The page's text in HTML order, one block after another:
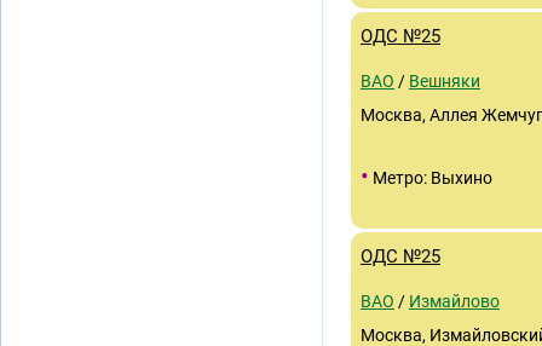
ОДС №25
ВАО / Вешняки
Москва, Аллея
• Метро: Выхино
ОДС №25
ВАО / Измайлово
Москва,